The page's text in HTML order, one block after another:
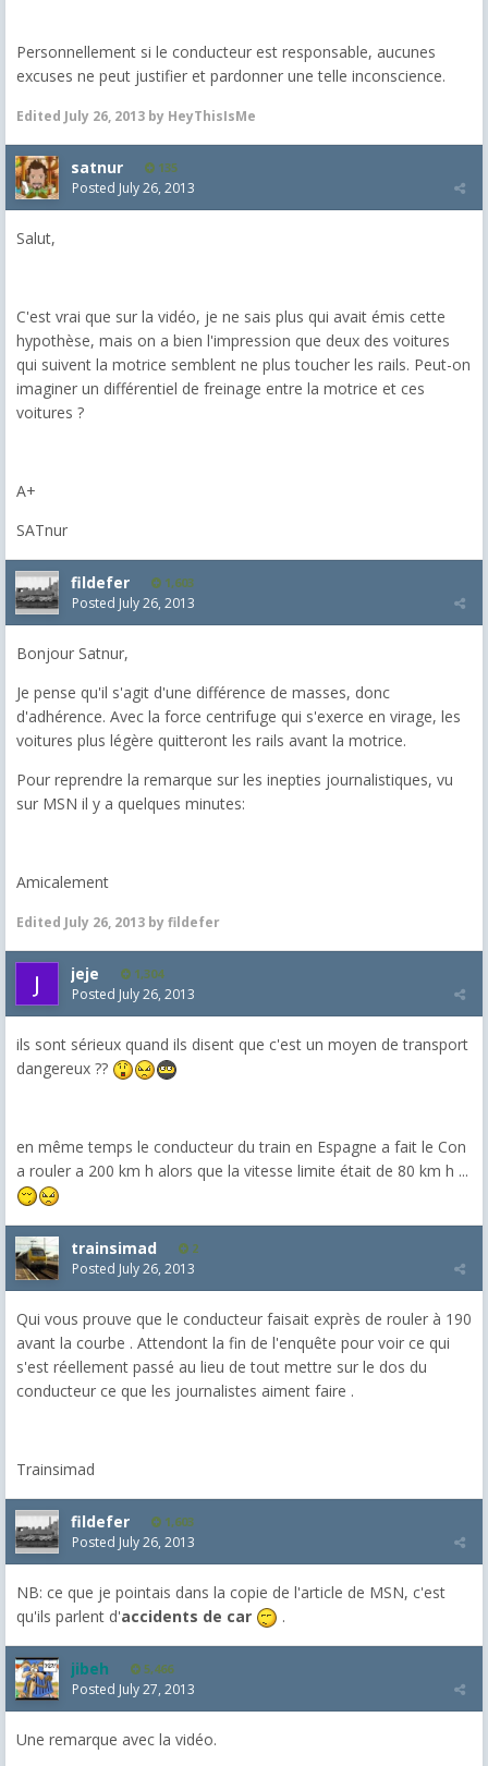
Personnellement si le conducteur est responsable, aucunes
excuses ne peut justifier et pardonner une telle inconscience.
Edited July 26, 2013 by HeyThisIsMe
satnur 135
Posted July 26, 2013
Salut,
C'est vrai que sur la vidéo, je ne sais plus qui avait émis cette
hypothèse, mais on a bien l'impression que deux des voitures
qui suivent la motrice semblent ne plus toucher les rails. Peut-on
imaginer un différentiel de freinage entre la motrice et ces
voitures ?
A+
SATnur
fildefer 1,603
Posted July 26, 2013
Bonjour Satnur,
Je pense qu'il s'agit d'une différence de masses, donc
d'adhérence. Avec la force centrifuge qui s'exerce en virage, les
voitures plus légère quitteront les rails avant la motrice.
Pour reprendre la remarque sur les inepties journalistiques, vu
sur MSN il y a quelques minutes:
Amicalement
Edited July 26, 2013 by fildefer
jeje 1,304
Posted July 26, 2013
ils sont sérieux quand ils disent que c'est un moyen de transport
dangereux ??
en même temps le conducteur du train en Espagne a fait le Con
a rouler a 200 km h alors que la vitesse limite était de 80 km h ...
trainsimad 2
Posted July 26, 2013
Qui vous prouve que le conducteur faisait exprès de rouler à 190
avant la courbe . Attendont la fin de l'enquête pour voir ce qui
s'est réellement passé au lieu de tout mettre sur le dos du
conducteur ce que les journalistes aiment faire .
Trainsimad
fildefer 1,603
Posted July 26, 2013
NB: ce que je pointais dans la copie de l'article de MSN, c'est
qu'ils parlent d'accidents de car .
jibeh 5,466
Posted July 27, 2013
Une remarque avec la vidéo.